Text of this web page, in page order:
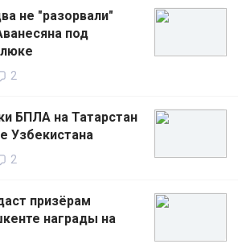
не "разорвали"
под
2
БПЛА на Татарстан
Узбекистана
2
призёрам
награды на